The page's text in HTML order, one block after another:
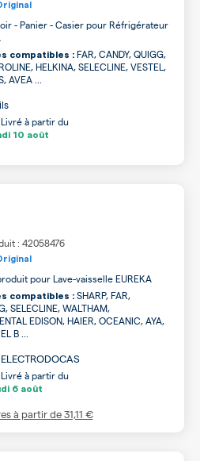
- Panier - Casier pour Réfrigérateur
compatibles : FAR, CANDY, QUIGG,
HELKINA, SELECLINE, VESTEL,
AVEA ...
Livré à partir du
10 août
: 42058476
pour Lave-vaisselle EUREKA
compatibles : SHARP, FAR,
SELECLINE, WALTHAM,
EDISON, HAIER, OCEANIC, AYA,
B ...
ELECTRODOCAS
Livré à partir du
6 août
à partir de31,11 €